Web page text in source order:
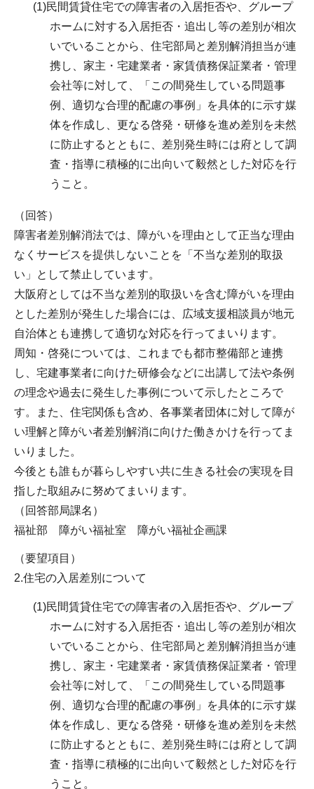
(1)民間賃貸住宅での障害者の入居拒否や、グループ
ホームに対する入居拒否・追出し等の差別が相次
いでいることから、住宅部局と差別解消担当が連
携し、家主・宅建業者・家賃債務保証業者・管理
会社等に対して、「この間発生している問題事
例、適切な合理的配慮の事例」を具体的に示す媒
体を作成し、更なる啓発・研修を進め差別を未然
に防止するとともに、差別発生時には府として調
査・指導に積極的に出向いて毅然とした対応を行
うこと。
（回答）
障害者差別解消法では、障がいを理由として正当な理由
なくサービスを提供しないことを「不当な差別的取扱
い」として禁止しています。
大阪府としては不当な差別的取扱いを含む障がいを理由
とした差別が発生した場合には、広域支援相談員が地元
自治体とも連携して適切な対応を行ってまいります。
周知・啓発については、これまでも都市整備部と連携
し、宅建事業者に向けた研修会などに出講して法や条例
の理念や過去に発生した事例について示したところで
す。また、住宅関係も含め、各事業者団体に対して障が
い理解と障がい者差別解消に向けた働きかけを行ってま
いりました。
今後とも誰もが暮らしやすい共に生きる社会の実現を目
指した取組みに努めてまいります。
（回答部局課名）
福祉部 障がい福祉室 障がい福祉企画課
（要望項目）
2.住宅の入居差別について
(1)民間賃貸住宅での障害者の入居拒否や、グループ
ホームに対する入居拒否・追出し等の差別が相次
いでいることから、住宅部局と差別解消担当が連
携し、家主・宅建業者・家賃債務保証業者・管理
会社等に対して、「この間発生している問題事
例、適切な合理的配慮の事例」を具体的に示す媒
体を作成し、更なる啓発・研修を進め差別を未然
に防止するとともに、差別発生時には府として調
査・指導に積極的に出向いて毅然とした対応を行
うこと。